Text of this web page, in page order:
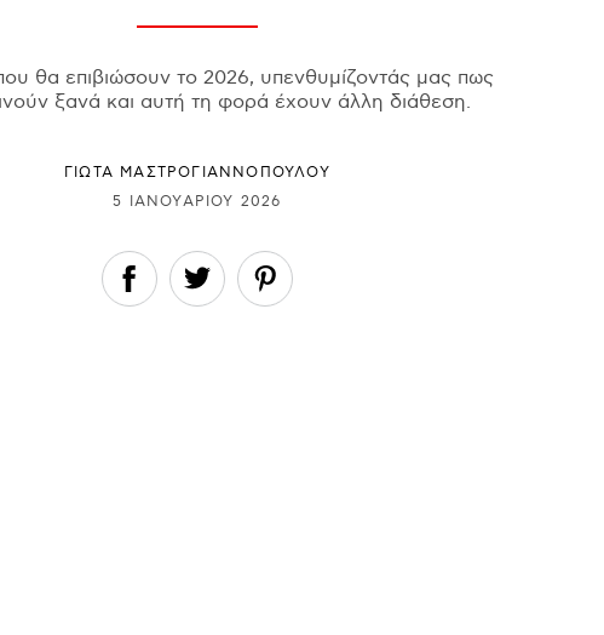
θα επιβιώσουν το 2026, υπενθυμίζοντάς μας πως
ξανά και αυτή τη φορά έχουν άλλη διάθεση.
ΓΙΩΤΑ ΜΑΣΤΡΟΓΙΑΝΝΟΠΟΥΛΟΥ
5 ΙΑΝΟΥΑΡΊΟΥ 2026